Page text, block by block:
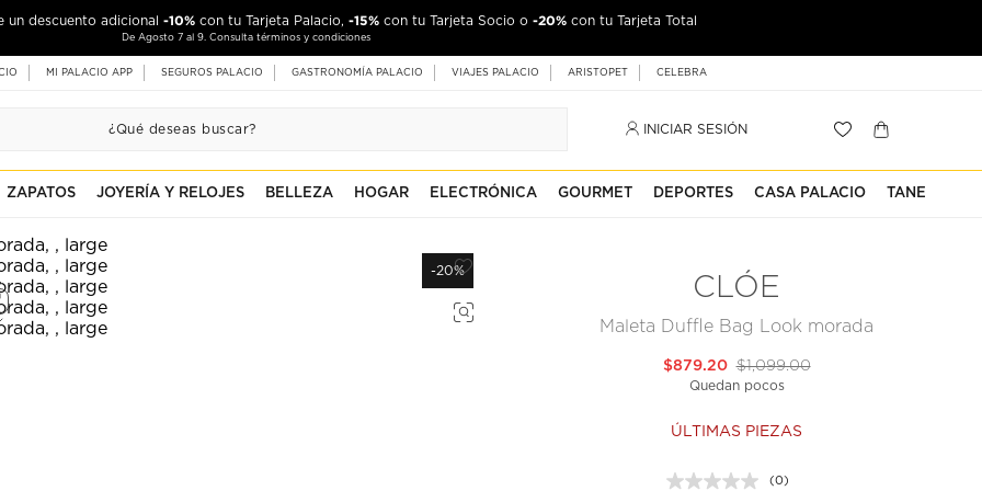
un descuento adicional -10% con tu Tarjeta Palacio, -15% con tu Tarjeta Socio o -20% con tu Tarjeta Total
De Agosto 7 al 9. Consulta términos y condiciones
MI PALACIO APP SEGUROS PALACIO GASTRONOMÍA PALACIO VIAJES PALACIO ARISTOPET CELEBRA
INICIAR SESIÓN
ZAPATOS JOYERÍA Y RELOJES BELLEZA HOGAR ELECTRÓNICA GOURMET DEPORTES CASA PALACIO TANE
-20%
CLÓE
Maleta Duffle Bag Look morada
$1,099.00
$879.20
Quedan pocos
ÚLTIMAS PIEZAS
(0)